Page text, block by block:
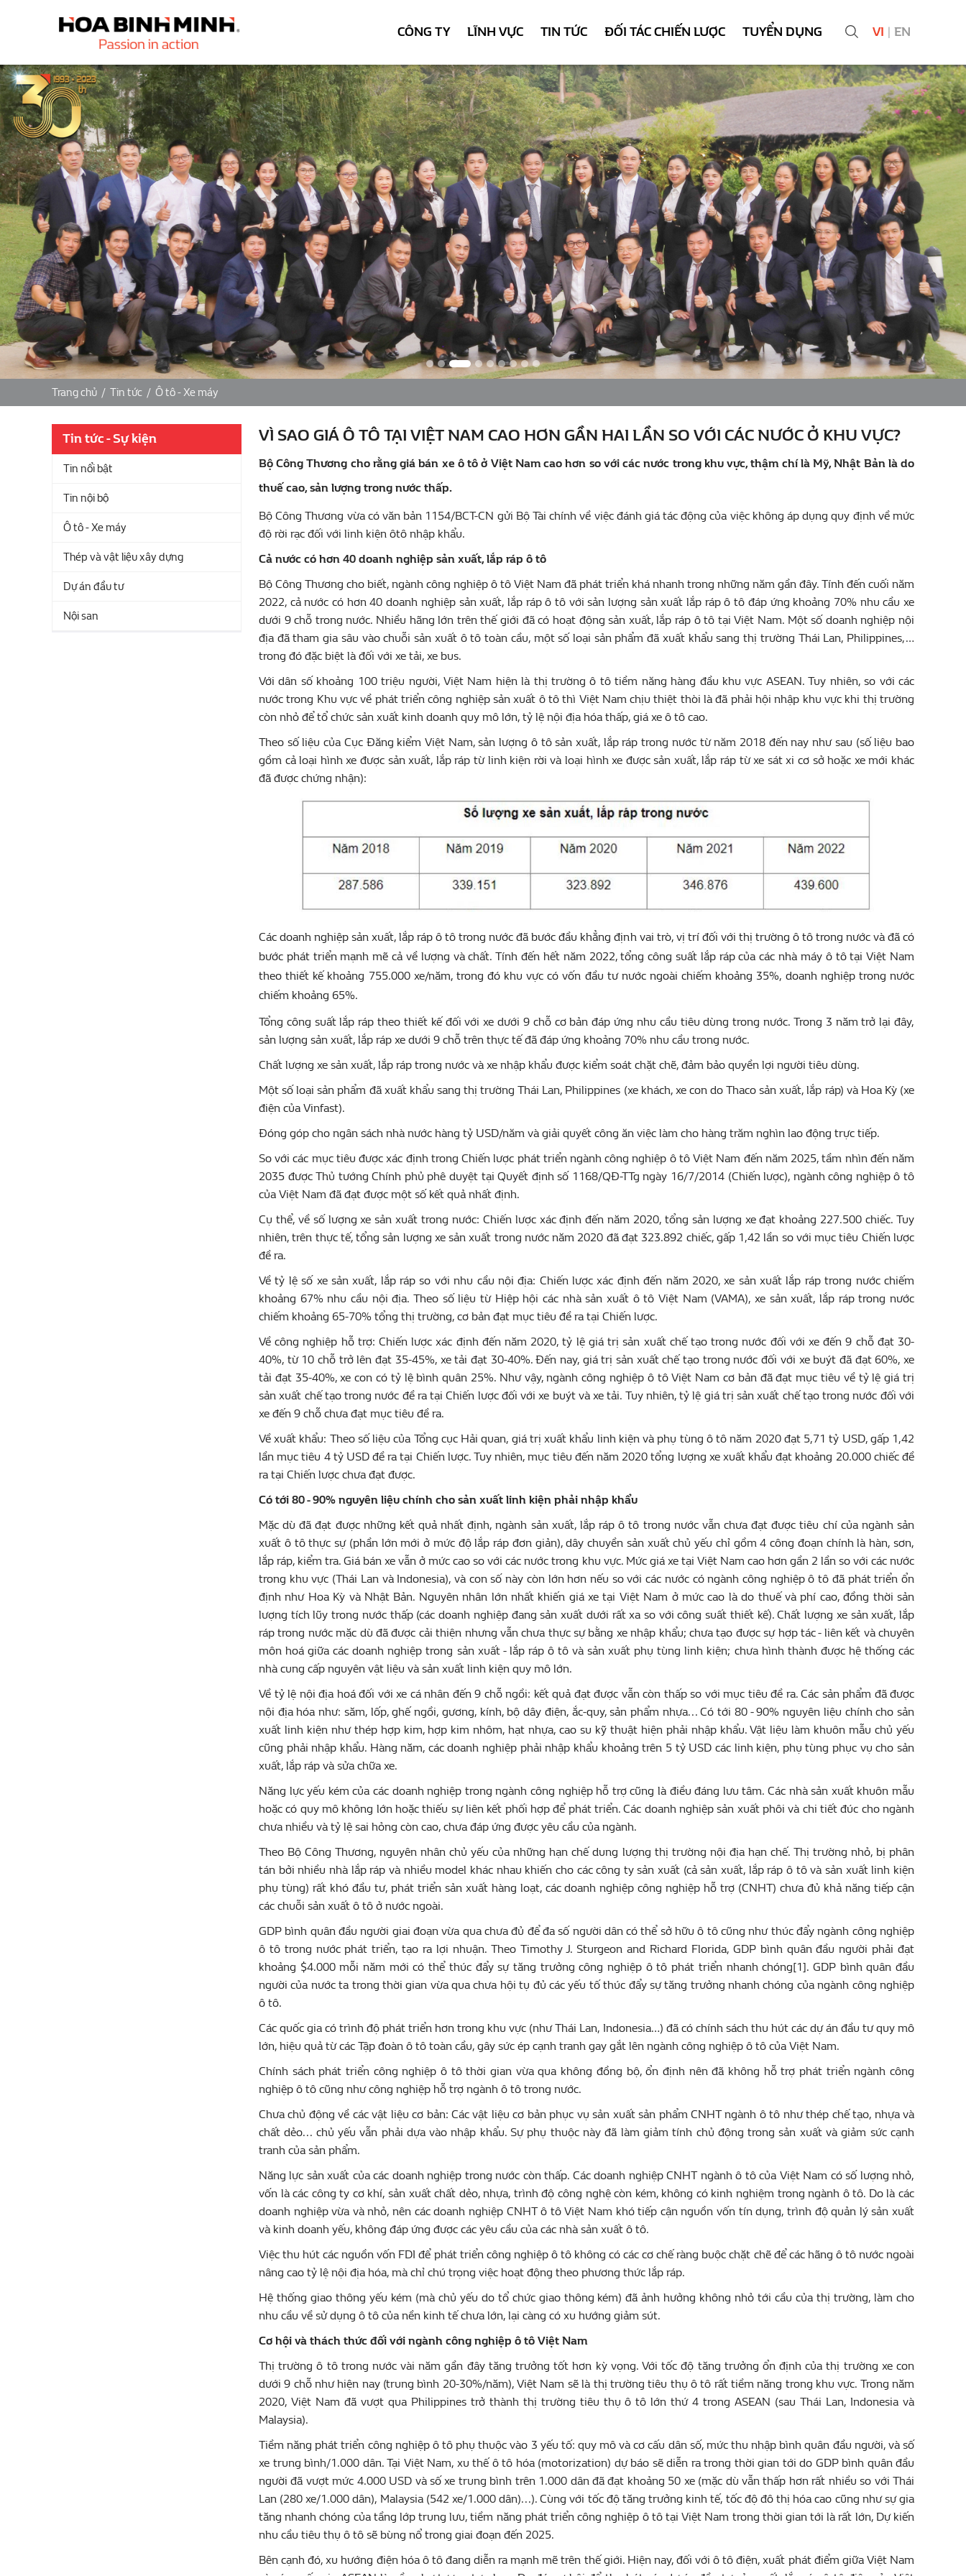
CÔNG TY LĨNH VỰC TIN TỨC ĐỐI TÁC CHIẾN LƯỢC TUYỂN DỤNG VI | EN
Trang chủ / Tin tức / Ô tô - Xe máy
Tin tức - Sự kiện
Tin nổi bật
Tin nội bộ
Ô tô - Xe máy
Thép và vật liệu xây dựng
Dự án đầu tư
Nội san
VÌ SAO GIÁ Ô TÔ TẠI VIỆT NAM CAO HƠN GẦN HAI LẦN SO VỚI CÁC NƯỚC Ở KHU VỰC?
Bộ Công Thương cho rằng giá bán xe ô tô ở Việt Nam cao hơn so với các nước trong khu vực, thậm chí là Mỹ, Nhật Bản là do
thuế cao, sản lượng trong nước thấp.
Bộ Công Thương vừa có văn bản 1154/BCT-CN gửi Bộ Tài chính về việc đánh giá tác động của việc không áp dụng quy định về mức
độ rời rạc đối với linh kiện ôtô nhập khẩu.
Cả nước có hơn 40 doanh nghiệp sản xuất, lắp ráp ô tô
Bộ Công Thương cho biết, ngành công nghiệp ô tô Việt Nam đã phát triển khá nhanh trong những năm gần đây. Tính đến cuối năm
2022, cả nước có hơn 40 doanh nghiệp sản xuất, lắp ráp ô tô với sản lượng sản xuất lắp ráp ô tô đáp ứng khoảng 70% nhu cầu xe
dưới 9 chỗ trong nước. Nhiều hãng lớn trên thế giới đã có hoạt động sản xuất, lắp ráp ô tô tại Việt Nam. Một số doanh nghiệp nội
địa đã tham gia sâu vào chuỗi sản xuất ô tô toàn cầu, một số loại sản phẩm đã xuất khẩu sang thị trường Thái Lan, Philippines,…
trong đó đặc biệt là đối với xe tải, xe bus.
Với dân số khoảng 100 triệu người, Việt Nam hiện là thị trường ô tô tiềm năng hàng đầu khu vực ASEAN. Tuy nhiên, so với các
nước trong Khu vực về phát triển công nghiệp sản xuất ô tô thì Việt Nam chịu thiệt thòi là đã phải hội nhập khu vực khi thị trường
còn nhỏ để tổ chức sản xuất kinh doanh quy mô lớn, tỷ lệ nội địa hóa thấp, giá xe ô tô cao.
Theo số liệu của Cục Đăng kiểm Việt Nam, sản lượng ô tô sản xuất, lắp ráp trong nước từ năm 2018 đến nay như sau (số liệu bao
gồm cả loại hình xe được sản xuất, lắp ráp từ linh kiện rời và loại hình xe được sản xuất, lắp ráp từ xe sát xi cơ sở hoặc xe mới khác
đã được chứng nhận):
Các doanh nghiệp sản xuất, lắp ráp ô tô trong nước đã bước đầu khẳng định vai trò, vị trí đối với thị trường ô tô trong nước và đã có
bước phát triển mạnh mẽ cả về lượng và chất. Tính đến hết năm 2022, tổng công suất lắp ráp của các nhà máy ô tô tại Việt Nam
theo thiết kế khoảng 755.000 xe/năm, trong đó khu vực có vốn đầu tư nước ngoài chiếm khoảng 35%, doanh nghiệp trong nước
chiếm khoảng 65%.
Tổng công suất lắp ráp theo thiết kế đối với xe dưới 9 chỗ cơ bản đáp ứng nhu cầu tiêu dùng trong nước. Trong 3 năm trở lại đây,
sản lượng sản xuất, lắp ráp xe dưới 9 chỗ trên thực tế đã đáp ứng khoảng 70% nhu cầu trong nước.
Chất lượng xe sản xuất, lắp ráp trong nước và xe nhập khẩu được kiểm soát chặt chẽ, đảm bảo quyền lợi người tiêu dùng.
Một số loại sản phẩm đã xuất khẩu sang thị trường Thái Lan, Philippines (xe khách, xe con do Thaco sản xuất, lắp ráp) và Hoa Kỳ (xe
điện của Vinfast).
Đóng góp cho ngân sách nhà nước hàng tỷ USD/năm và giải quyết công ăn việc làm cho hàng trăm nghìn lao động trực tiếp.
So với các mục tiêu được xác định trong Chiến lược phát triển ngành công nghiệp ô tô Việt Nam đến năm 2025, tầm nhìn đến năm
2035 được Thủ tướng Chính phủ phê duyệt tại Quyết định số 1168/QĐ-TTg ngày 16/7/2014 (Chiến lược), ngành công nghiệp ô tô
của Việt Nam đã đạt được một số kết quả nhất định.
Cụ thể, về số lượng xe sản xuất trong nước: Chiến lược xác định đến năm 2020, tổng sản lượng xe đạt khoảng 227.500 chiếc. Tuy
nhiên, trên thực tế, tổng sản lượng xe sản xuất trong nước năm 2020 đã đạt 323.892 chiếc, gấp 1,42 lần so với mục tiêu Chiến lược
đề ra.
Về tỷ lệ số xe sản xuất, lắp ráp so với nhu cầu nội địa: Chiến lược xác định đến năm 2020, xe sản xuất lắp ráp trong nước chiếm
khoảng 67% nhu cầu nội địa. Theo số liệu từ Hiệp hội các nhà sản xuất ô tô Việt Nam (VAMA), xe sản xuất, lắp ráp trong nước
chiếm khoảng 65-70% tổng thị trường, cơ bản đạt mục tiêu đề ra tại Chiến lược.
Về công nghiệp hỗ trợ: Chiến lược xác định đến năm 2020, tỷ lệ giá trị sản xuất chế tạo trong nước đối với xe đến 9 chỗ đạt 30-
40%, từ 10 chỗ trở lên đạt 35-45%, xe tải đạt 30-40%. Đến nay, giá trị sản xuất chế tạo trong nước đối với xe buýt đã đạt 60%, xe
tải đạt 35-40%, xe con có tỷ lệ bình quân 25%. Như vậy, ngành công nghiệp ô tô Việt Nam cơ bản đã đạt mục tiêu về tỷ lệ giá trị
sản xuất chế tạo trong nước đề ra tại Chiến lược đối với xe buýt và xe tải. Tuy nhiên, tỷ lệ giá trị sản xuất chế tạo trong nước đối với
xe đến 9 chỗ chưa đạt mục tiêu đề ra.
Về xuất khẩu: Theo số liệu của Tổng cục Hải quan, giá trị xuất khẩu linh kiện và phụ tùng ô tô năm 2020 đạt 5,71 tỷ USD, gấp 1,42
lần mục tiêu 4 tỷ USD đề ra tại Chiến lược. Tuy nhiên, mục tiêu đến năm 2020 tổng lượng xe xuất khẩu đạt khoảng 20.000 chiếc đề
ra tại Chiến lược chưa đạt được.
Có tới 80 - 90% nguyên liệu chính cho sản xuất linh kiện phải nhập khẩu
Mặc dù đã đạt được những kết quả nhất định, ngành sản xuất, lắp ráp ô tô trong nước vẫn chưa đạt được tiêu chí của ngành sản
xuất ô tô thực sự (phần lớn mới ở mức độ lắp ráp đơn giản), dây chuyền sản xuất chủ yếu chỉ gồm 4 công đoạn chính là hàn, sơn,
lắp ráp, kiểm tra. Giá bán xe vẫn ở mức cao so với các nước trong khu vực. Mức giá xe tại Việt Nam cao hơn gần 2 lần so với các nước
trong khu vực (Thái Lan và Indonesia), và con số này còn lớn hơn nếu so với các nước có ngành công nghiệp ô tô đã phát triển ổn
định như Hoa Kỳ và Nhật Bản. Nguyên nhân lớn nhất khiến giá xe tại Việt Nam ở mức cao là do thuế và phí cao, đồng thời sản
lượng tích lũy trong nước thấp (các doanh nghiệp đang sản xuất dưới rất xa so với công suất thiết kế). Chất lượng xe sản xuất, lắp
ráp trong nước mặc dù đã được cải thiện nhưng vẫn chưa thực sự bằng xe nhập khẩu; chưa tạo được sự hợp tác - liên kết và chuyên
môn hoá giữa các doanh nghiệp trong sản xuất - lắp ráp ô tô và sản xuất phụ tùng linh kiện; chưa hình thành được hệ thống các
nhà cung cấp nguyên vật liệu và sản xuất linh kiện quy mô lớn.
Về tỷ lệ nội địa hoá đối với xe cá nhân đến 9 chỗ ngồi: kết quả đạt được vẫn còn thấp so với mục tiêu đề ra. Các sản phẩm đã được
nội địa hóa như: săm, lốp, ghế ngồi, gương, kính, bộ dây điện, ắc-quy, sản phẩm nhựa... Có tới 80 - 90% nguyên liệu chính cho sản
xuất linh kiện như thép hợp kim, hợp kim nhôm, hạt nhựa, cao su kỹ thuật hiện phải nhập khẩu. Vật liệu làm khuôn mẫu chủ yếu
cũng phải nhập khẩu. Hàng năm, các doanh nghiệp phải nhập khẩu khoảng trên 5 tỷ USD các linh kiện, phụ tùng phục vụ cho sản
xuất, lắp ráp và sửa chữa xe.
Năng lực yếu kém của các doanh nghiệp trong ngành công nghiệp hỗ trợ cũng là điều đáng lưu tâm. Các nhà sản xuất khuôn mẫu
hoặc có quy mô không lớn hoặc thiếu sự liên kết phối hợp để phát triển. Các doanh nghiệp sản xuất phôi và chi tiết đúc cho ngành
chưa nhiều và tỷ lệ sai hỏng còn cao, chưa đáp ứng được yêu cầu của ngành.
Theo Bộ Công Thương, nguyên nhân chủ yếu của những hạn chế dung lượng thị trường nội địa hạn chế. Thị trường nhỏ, bị phân
tán bởi nhiều nhà lắp ráp và nhiều model khác nhau khiến cho các công ty sản xuất (cả sản xuất, lắp ráp ô tô và sản xuất linh kiện
phụ tùng) rất khó đầu tư, phát triển sản xuất hàng loạt, các doanh nghiệp công nghiệp hỗ trợ (CNHT) chưa đủ khả năng tiếp cận
các chuỗi sản xuất ô tô ở nước ngoài.
GDP bình quân đầu người giai đoạn vừa qua chưa đủ để đa số người dân có thể sở hữu ô tô cũng như thúc đẩy ngành công nghiệp
ô tô trong nước phát triển, tạo ra lợi nhuận. Theo Timothy J. Sturgeon and Richard Florida, GDP bình quân đầu người phải đạt
khoảng $4.000 mỗi năm mới có thể thúc đẩy sự tăng trưởng công nghiệp ô tô phát triển nhanh chóng[1]. GDP bình quân đầu
người của nước ta trong thời gian vừa qua chưa hội tụ đủ các yếu tố thúc đẩy sự tăng trưởng nhanh chóng của ngành công nghiệp
ô tô.
Các quốc gia có trình độ phát triển hơn trong khu vực (như Thái Lan, Indonesia…) đã có chính sách thu hút các dự án đầu tư quy mô
lớn, hiệu quả từ các Tập đoàn ô tô toàn cầu, gây sức ép cạnh tranh gay gắt lên ngành công nghiệp ô tô của Việt Nam.
Chính sách phát triển công nghiệp ô tô thời gian vừa qua không đồng bộ, ổn định nên đã không hỗ trợ phát triển ngành công
nghiệp ô tô cũng như công nghiệp hỗ trợ ngành ô tô trong nước.
Chưa chủ động về các vật liệu cơ bản: Các vật liệu cơ bản phục vụ sản xuất sản phẩm CNHT ngành ô tô như thép chế tạo, nhựa và
chất dẻo... chủ yếu vẫn phải dựa vào nhập khẩu. Sự phụ thuộc này đã làm giảm tính chủ động trong sản xuất và giảm sức cạnh
tranh của sản phẩm.
Năng lực sản xuất của các doanh nghiệp trong nước còn thấp. Các doanh nghiệp CNHT ngành ô tô của Việt Nam có số lượng nhỏ,
vốn là các công ty cơ khí, sản xuất chất dẻo, nhựa, trình độ công nghệ còn kém, không có kinh nghiệm trong ngành ô tô. Do là các
doanh nghiệp vừa và nhỏ, nên các doanh nghiệp CNHT ô tô Việt Nam khó tiếp cận nguồn vốn tín dụng, trình độ quản lý sản xuất
và kinh doanh yếu, không đáp ứng được các yêu cầu của các nhà sản xuất ô tô.
Việc thu hút các nguồn vốn FDI để phát triển công nghiệp ô tô không có các cơ chế ràng buộc chặt chẽ để các hãng ô tô nước ngoài
nâng cao tỷ lệ nội địa hóa, mà chỉ chú trọng việc hoạt động theo phương thức lắp ráp.
Hệ thống giao thông yếu kém (mà chủ yếu do tổ chức giao thông kém) đã ảnh hưởng không nhỏ tới cầu của thị trường, làm cho
nhu cầu về sử dụng ô tô của nền kinh tế chưa lớn, lại càng có xu hướng giảm sút.
Cơ hội và thách thức đối với ngành công nghiệp ô tô Việt Nam
Thị trường ô tô trong nước vài năm gần đây tăng trưởng tốt hơn kỳ vọng. Với tốc độ tăng trưởng ổn định của thị trường xe con
dưới 9 chỗ như hiện nay (trung bình 20-30%/năm), Việt Nam sẽ là thị trường tiêu thụ ô tô rất tiềm năng trong khu vực. Trong năm
2020, Việt Nam đã vượt qua Philippines trở thành thị trường tiêu thụ ô tô lớn thứ 4 trong ASEAN (sau Thái Lan, Indonesia và
Malaysia).
Tiềm năng phát triển công nghiệp ô tô phụ thuộc vào 3 yếu tố: quy mô và cơ cấu dân số, mức thu nhập bình quân đầu người, và số
xe trung bình/1.000 dân. Tại Việt Nam, xu thế ô tô hóa (motorization) dự báo sẽ diễn ra trong thời gian tới do GDP bình quân đầu
người đã vượt mức 4.000 USD và số xe trung bình trên 1.000 dân đã đạt khoảng 50 xe (mặc dù vẫn thấp hơn rất nhiều so với Thái
Lan (280 xe/1.000 dân), Malaysia (542 xe/1.000 dân)...). Cùng với tốc độ tăng trưởng kinh tế, tốc độ đô thị hóa cao cũng như sự gia
tăng nhanh chóng của tầng lớp trung lưu, tiềm năng phát triển công nghiệp ô tô tại Việt Nam trong thời gian tới là rất lớn, Dự kiến
nhu cầu tiêu thụ ô tô sẽ bùng nổ trong giai đoạn đến 2025.
Bên cạnh đó, xu hướng điện hóa ô tô đang diễn ra mạnh mẽ trên thế giới. Hiện nay, đối với ô tô điện, xuất phát điểm giữa Việt Nam